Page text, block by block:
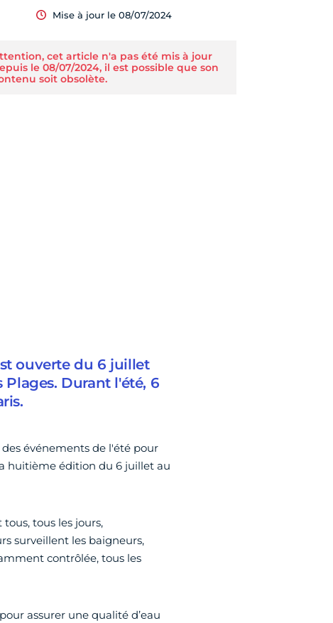
Mise à jour le 08/07/2024
cet article n'a pas été mis à jour
le 08/07/2024, il est possible que son
soit obsolète.
ouverte du 6 juillet
Durant l'été, 6
événements de l'été pour
huitième édition du 6 juillet au
tous les jours,
surveillent les baigneurs,
contrôlée, tous les
assurer une qualité d’eau